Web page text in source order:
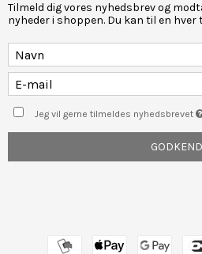
Tilmeld dig vores nyhedsbrev og
nyheder i shoppen. Du kan til en hver
Jeg vil gerne tilmeldes nyhedsbrevet
GODKEND